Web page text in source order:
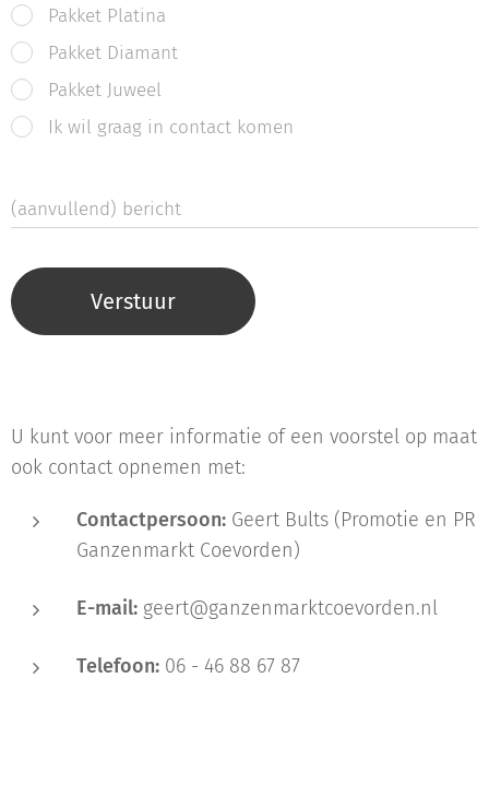
Pakket Platina
Pakket Diamant
Pakket Juweel
Ik wil graag in contact komen
(aanvullend) bericht
Verstuur
U kunt voor meer informatie of een voorstel op maat
ook contact opnemen met:
Contactpersoon: Geert Bults (Promotie en PR
Ganzenmarkt Coevorden)
E-mail: geert@ganzenmarktcoevorden.nl
Telefoon: 06 - 46 88 67 87